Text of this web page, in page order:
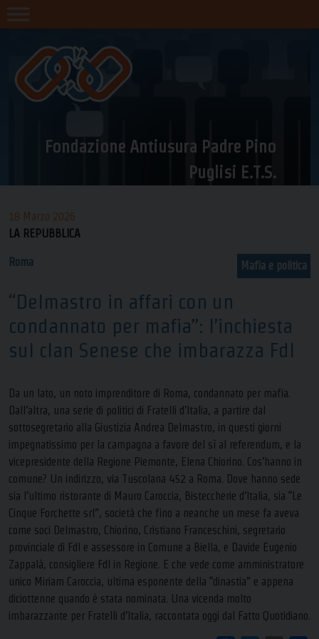
Skip
to
Fondazione Antiusura Padre Pino
Puglisi E.T.S.
18 Marzo 2026
LA REPUBBLICA
Mafia e politica
Roma
“Delmastro in affari con un
condannato per mafia”: l’inchiesta
sul clan Senese che imbarazza FdI
Da un lato, un noto imprenditore di Roma, condannato per mafia.
Dall’altra, una serie di politici di Fratelli d’Italia, a partire dal
sottosegretario alla Giustizia Andrea Delmastro, in questi giorni
impegnatissimo per la campagna a favore del sì al referendum, e la
vicepresidente della Regione Piemonte, Elena Chiorino. Cos’hanno in
comune? Un indirizzo, via Tuscolana 452 a Roma. Dove hanno sede
sia l’ultimo ristorante di Mauro Caroccia, Bisteccherie d’Italia, sia “Le
Cinque Forchette srl”, società che fino a neanche un mese fa aveva
come soci Delmastro, Chiorino, Cristiano Franceschini, segretario
provinciale di FdI e assessore in Comune a Biella, e Davide Eugenio
Zappalà, consigliere FdI in Regione. E che vede come amministratore
unico Miriam Caroccia, ultima esponente della “dinastia” e appena
diciottenne quando è stata nominata. Una vicenda molto
imbarazzante per Fratelli d’Italia, raccontata oggi dal Fatto Quotidiano.